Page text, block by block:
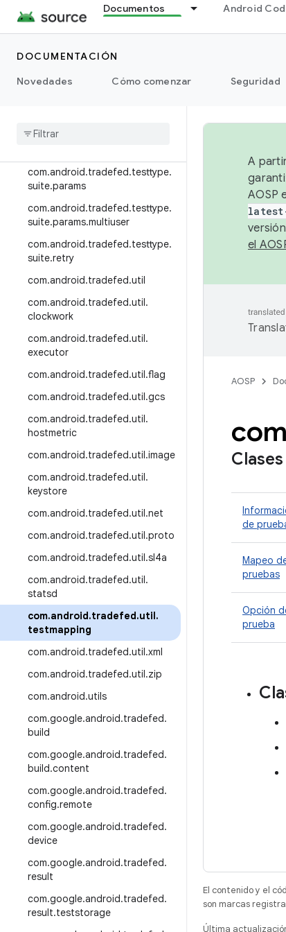
Documentos Android
DOCUMENTACIÓN
Novedades
Cómo comenzar Seguridad
com.android.tradefed.testtype.r
ust
com.android
com.android.tradefed.testtype.
suite.params
com.android.tradefed.testtype.
suite.params.multiuser
com.android.tradefed.testtype.
suite.retry
com.android.tradefed.util
com.android.tradefed.util.
clockwork
com.android.tradefed.util.
executor
com.android.tradefed.util.flag
com.android.tradefed.util.gcs
com.android.tradefed.util.
hostmetric
com.android.tradefed.util.image
com.android.tradefed.util.
keystore
com.android.tradefed.util.net
com.android.tradefed.util.proto
com.android.tradefed.util.sl4a
com.android.tradefed.util.
statsd
com.android.tradefed.util.
testmapping
com.android.tradefed.util.xml
com.android.tradefed.util.zip
com.android.utils
com.google.android.tradefed.
build
com.google.android.tradefed.
build.content
com.google.android.tradefed.
config.remote
com.google.android.tradefed.
device
com.google.android.tradefed.
result
com.google.android.tradefed.
result.teststorage
A
AOSP
el
AOSP
com
Clases
de
Mapeo
pruebas
Opción
prueba
El contenido y el
son marcas
Última